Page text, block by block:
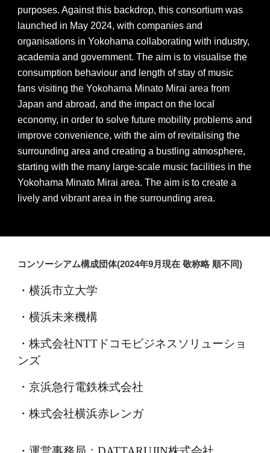
purposes. Against this backdrop, this consortium was
launched in May 2024, with companies and
organisations in Yokohama collaborating with industry,
academia and government. The aim is to visualise the
consumption behaviour and length of stay of music
fans visiting the Yokohama Minato Mirai area from
Japan and abroad, and the impact on the local
economy, in order to solve future mobility problems and
improve convenience, with the aim of revitalising the
surrounding area and creating a bustling atmosphere,
starting with the many large-scale music facilities in the
Yokohama Minato Mirai area. The aim is to create a
lively and vibrant area in the surrounding area.
コンソーシアム構成団体(2024年9月現在 敬称略 順不同)
・横浜市立大学
・横浜未来機構
・株式会社NTTドコモビジネスソリューショ
ンズ
・京浜急行電鉄株式会社
・株式会社横浜赤レンガ